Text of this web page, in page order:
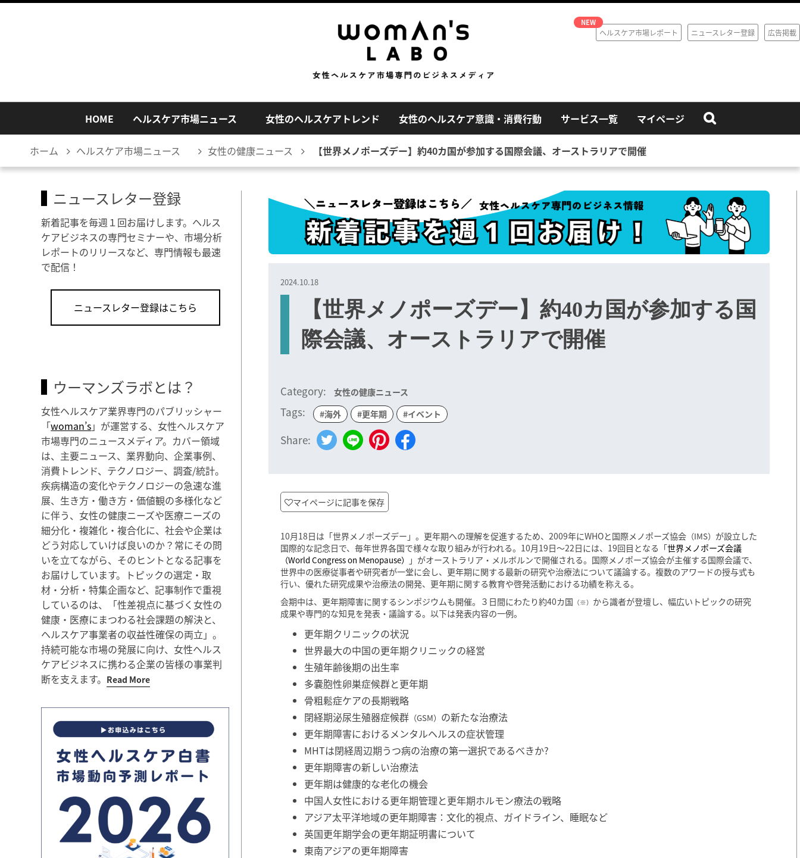
ヘルスケア市場レポート ニュースレター登録 広告掲載
HOME ヘルスケア市場ニュース 女性のヘルスケアトレンド 女性のヘルスケア意識・消費行動 サービス一覧 マイページ
ホーム ヘルスケア市場ニュース 女性の健康ニュース 【世界メノポーズデー】約40カ国が参加する国際会議、オーストラリアで開催
2024.10.18
【世界メノポーズデー】約40カ国が参加する国
際会議、オーストラリアで開催
Category: 女性の健康ニュース
Tags: #海外 #更年期 #イベント
Share:
マイページに記事を保存
10月18日は「世界メノポーズデー」。更年期への理解を促進するため、2009年にWHOと国際メノポーズ協会 （IMS） が設立した
国際的な記念日で、毎年世界各国で様々な取り組みが行われる。10月19日～22日には、19回目となる「世界メノポーズ会議
（World Congress on Menopause）
」がオーストラリア・メルボルンで開催される。国際メノポーズ協会が主催する国際会議で、
世界中の医療従事者や研究者が一堂に会し、更年期に関する最新の研究や治療法について議論する。複数のアワードの授与式も
行い、優れた研究成果や治療法の開発、更年期に関する教育や啓発活動における功績を称える。
会期中は、更年期障害に関するシンポジウムも開催。３日間にわたり約40カ国 （※） から識者が登壇し、幅広いトピックの研究
成果や専門的な知見を発表・議論する。以下は発表内容の一例。
更年期クリニックの状況
世界最大の中国の更年期クリニックの経営
生殖年齢後期の出生率
多嚢胞性卵巣症候群と更年期
骨粗鬆症ケアの長期戦略
閉経期泌尿生殖器症候群 （GSM） の新たな治療法
更年期障害におけるメンタルヘルスの症状管理
MHTは閉経周辺期うつ病の治療の第一選択であるべきか?
更年期障害の新しい治療法
更年期は健康的な老化の機会
中国人女性における更年期管理と更年期ホルモン療法の戦略
アジア太平洋地域の更年期障害：文化的視点、ガイドライン、睡眠など
英国更年期学会の更年期証明書について
東南アジアの更年期障害
ニュースレター登録
新着記事を毎週１回お届けします。ヘルス
ケアビジネスの専門セミナーや、市場分析
レポートのリリースなど、専門情報も最速
で配信！
ニュースレター登録はこちら
ウーマンズラボとは？
女性ヘルスケア業界専門のパブリッシャー
「woman’s」が運営する、女性ヘルスケア
市場専門のニュースメディア。カバー領域
は、主要ニュース、業界動向、企業事例、
消費トレンド、テクノロジー、調査/統計。
疾病構造の変化やテクノロジーの急速な進
展、生き方・働き方・価値観の多様化など
に伴う、女性の健康ニーズや医療ニーズの
細分化・複雑化・複合化に、社会や企業は
どう対応していけば良いのか？常にその問
いを立てながら、そのヒントとなる記事を
お届けしています。トピックの選定・取
材・分析・特集企画など、記事制作で重視
しているのは、「性差視点に基づく女性の
健康・医療にまつわる社会課題の解決と、
ヘルスケア事業者の収益性確保の両立」。
持続可能な市場の発展に向け、女性ヘルス
ケアビジネスに携わる企業の皆様の事業判
断を支えます。 Read More